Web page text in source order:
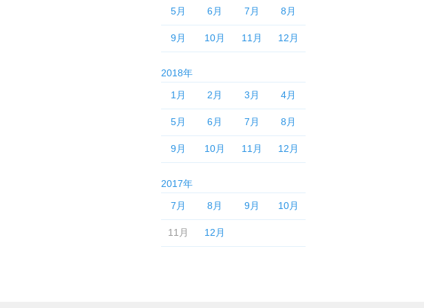
5月 6月 7月 8月
9月 10月 11月 12月
2018年
1月
2月 3月 4月
5月 6月 7月 8月
9月 10月 11月 12月
2017年
7月
8月 9月 10月
11月 12月